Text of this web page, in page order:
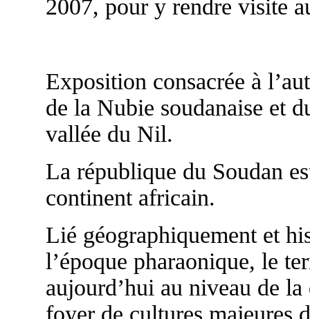
2007, pour y rendre visite
Exposition consacrée à
de la Nubie soudanaise et
vallée du Nil.
La république du Soudan
continent africain.
Lié géographiquement et
l’époque pharaonique, le
aujourd’hui au niveau de
foyer de cultures majeures